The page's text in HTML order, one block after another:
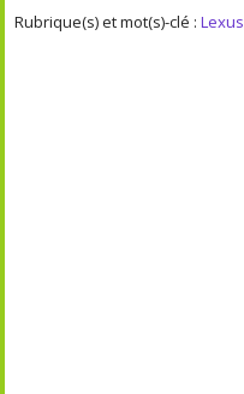
Rubrique(s) et mot(s)-clé :Lexus